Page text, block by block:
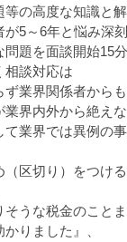
等の高度な知識と
が5～6年と悩み深
問題を面談開始15
相談対応は
ず業界関係者から
業界内外から絶え
て業界では異例の
（区切り）をつけ
そうな税金のこと
りました』、